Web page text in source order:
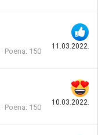
11.03.2022.
Poena 150
10.03.2022.
Poena 150